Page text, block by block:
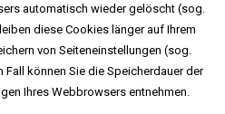
automatisch wieder gelöscht (sog.
diese Cookies länger auf Ihrem
von Seiteneinstellungen (sog.
Fall können Sie die Speicherdauer der
Ihres Webbrowsers entnehmen.